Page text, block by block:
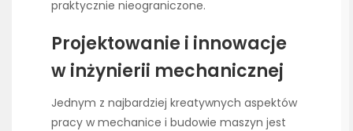
praktycznie nieograniczone.
Projektowanie i innowacje
w inżynierii mechanicznej
Jednym z najbardziej kreatywnych aspektów
pracy w mechanice i budowie maszyn jest